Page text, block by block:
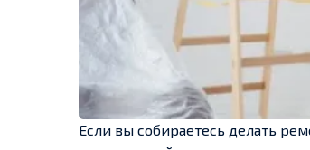
Если вы собираетесь делать